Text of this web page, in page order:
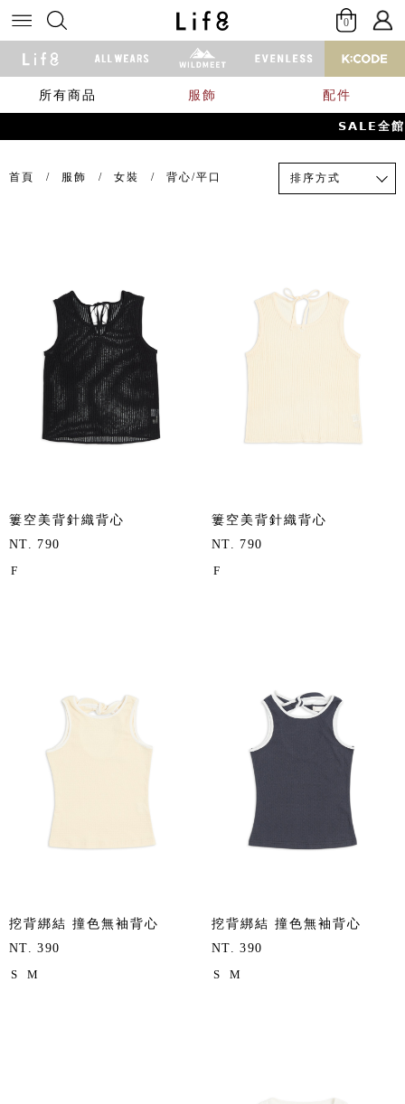
0
所有商品 服飾 配件
𝗦𝗔𝗟𝗘全館
首頁 服飾 女裝 背心/平口 排序方式
簍空美背針織背心
NT. 790
F
簍空美背針織背心
NT. 790
F
挖背綁結 撞色無袖背心
NT. 390
S M
挖背綁結 撞色無袖背心
NT. 390
S M